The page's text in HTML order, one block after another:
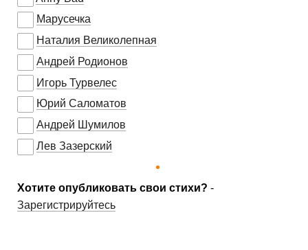
Марусечка
Наталия Великолепная
Андрей Родионов
Игорь Турвелес
Юрий Саломатов
Андрей Шумилов
Лев Зазерский
Хотите опубликовать свои стихи? -
Зарегистрируйтесь